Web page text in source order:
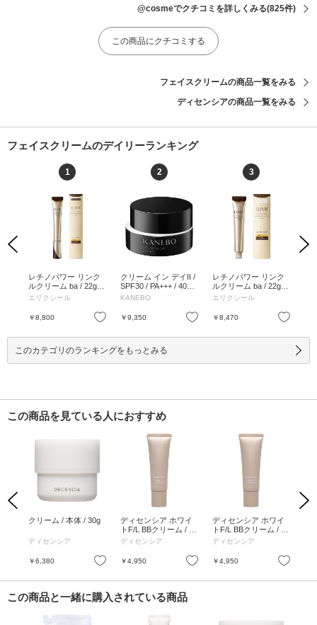
@cosmeでクチコミを詳しくみる(825件)
この商品にクチコミする
フェイスクリームの商品一覧をみる
ディセンシアの商品一覧をみる
フェイスクリームのデイリーランキング
Previous
お気に入り
1
レチノパワー リンク
ルクリーム ba / 22g /
本体 / 心地よいアクア
g
エリクシール
￥8,800 お気に入り
2
クリーム イン デイII /
SPF30 / PA+++ / 40g /
本体 / 40g
KANEBO
￥9,350 お気に入り
3
レチノパワー リンク
ルクリーム ba / 22g /
詰替え、限定品 / 心地
の香り / 22g
エリクシール
￥8,470
Next
このカテゴリのランキングをもっとみる
この商品を見ている人におすすめ
Previous
お気に入り
クリーム / 本体 / 30g
ディセンシア
￥6,380 お気に入り
ディセンシア ホワイ
トF/L BBクリーム / ナ
チュラルベージュ / 25
ディセンシア
￥4,950 お気に入り
ディセンシア ホワイ
トF/L BBクリーム / ラ
イトベージュ / 25g
ディセンシア
￥4,950
Next
この商品と一緒に購入されている商品